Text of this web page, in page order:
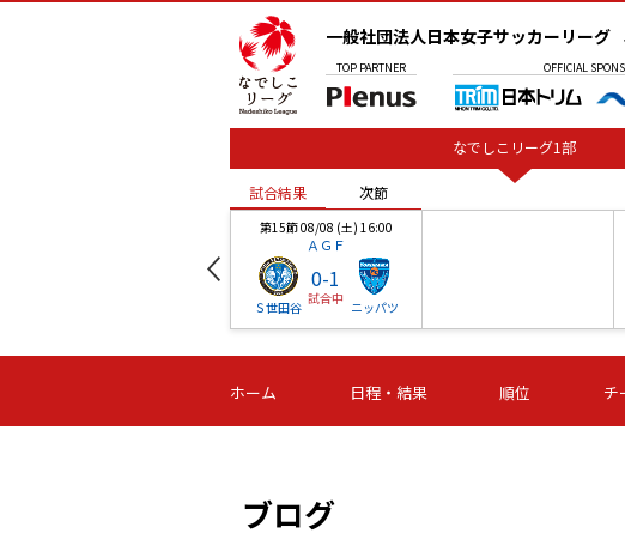
一般社団法人日本女子サッカーリーグ
TOP PARTNER OFFICIAL
なでしこリーグ1部
試合結果 次節
第15節 08/08 (土) 16:00
ＡＧＦ
Ｓ世田谷
0-1
試合中
ニッパツ
-
第16節 09/05 (土) 15:00
ニッパツ
-
第16節 09/05 (土) 15:00
石人の星
-
試合結果 次節
ホーム 日程・結果 順位 チ
ブログ